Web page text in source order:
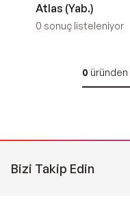
Atlas (Yab.)
0 sonuç listeleniyor
0 üründen
Bizi Takip Edin